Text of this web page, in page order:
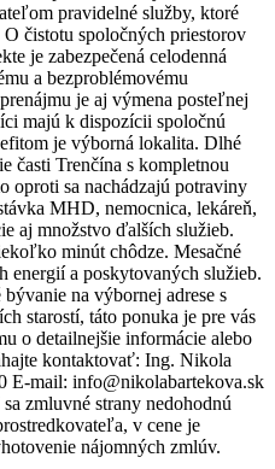
pravidelné služby, ktoré
čistotu spoločných priestorov
je zabezpečená celodenná
a bezproblémovému
je aj výmena posteľnej
majú k dispozícii spoločnú
je výborná lokalita. Dlhé
časti Trenčína s kompletnou
oproti sa nachádzajú potraviny
MHD, nemocnica, lekáreň,
aj množstvo ďalších služieb.
minút chôdze. Mesačné
energií a poskytovaných služieb.
na výbornej adrese s
starostí, táto ponuka je pre vás
o detailnejšie informácie alebo
kontaktovať: Ing. Nikola
E-mail: info@nikolabartekova.sk
zmluvné strany nedohodnú
v cene je
nájomných zmlúv.